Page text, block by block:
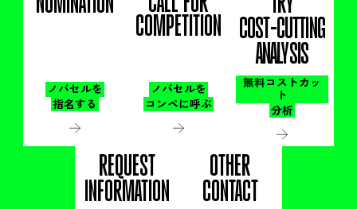
ノバセルを
指名する
COMPETITION
ノバセルを
コンペに呼ぶ
COST-CUTTING
ANALYSIS
無料コストカッ
ト
分析
REQUEST
INFORMATION
OTHER
CONTACT